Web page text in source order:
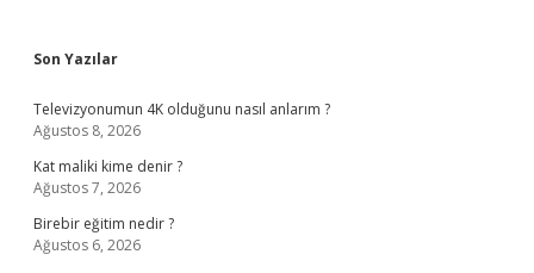
Sidebar
Son Yazılar
Televizyonumun 4K olduğunu nasıl anlarım ?
Ağustos 8, 2026
Kat maliki kime denir ?
Ağustos 7, 2026
Birebir eğitim nedir ?
Ağustos 6, 2026